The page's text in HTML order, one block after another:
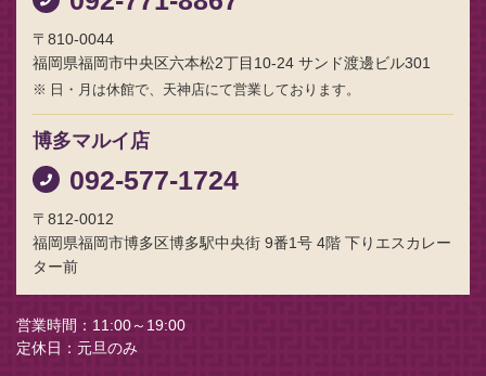
〒810-0044
福岡県福岡市中央区六本松2丁目10-24 サンド渡邊ビル301
日・月は休館で、天神店にて営業しております。
博多マルイ店
092-577-1724
〒812-0012
福岡県福岡市博多区博多駅中央街 9番1号 4階 下りエスカレー
ター前
営業時間
11:00～19:00
定休日
元旦のみ